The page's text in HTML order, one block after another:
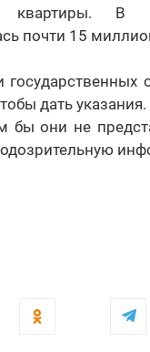
В
почти 15
дать
бы они не